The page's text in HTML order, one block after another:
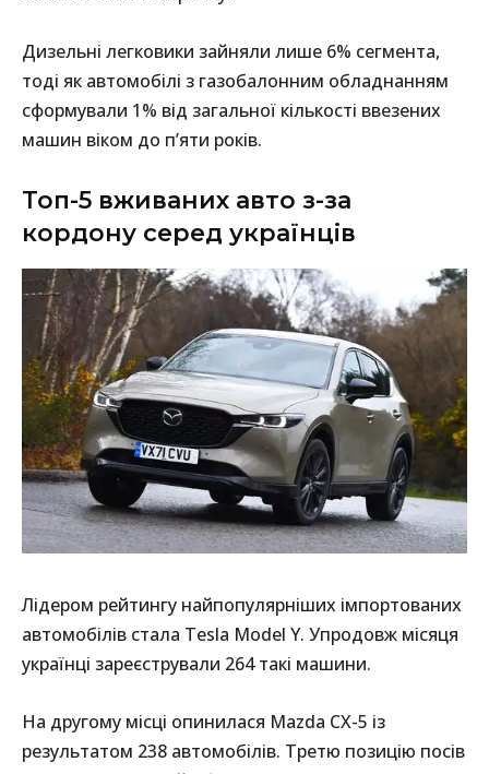
Дизельні легковики зайняли лише 6% сегмента,
тоді як автомобілі з газобалонним обладнанням
сформували 1% від загальної кількості ввезених
машин віком до п’яти років.
Топ-5 вживаних авто з-за
кордону серед українців
Лідером рейтингу найпопулярніших імпортованих
автомобілів стала Tesla Model Y. Упродовж місяця
українці зареєстрували 264 такі машини.
На другому місці опинилася Mazda CX-5 із
результатом 238 автомобілів. Третю позицію посів